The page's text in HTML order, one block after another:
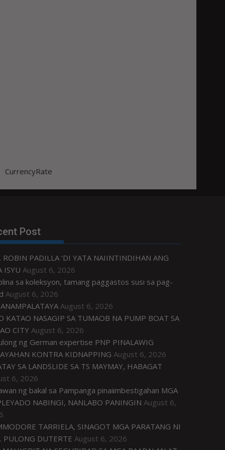
CurrencyRate
Post
ROBIN PADILLA ‘DI YATA NAIINTINDIHAN ANG
ISYU August 6, 2026
sa koleksyon, tamang paggastos susi sa pag-
August 6, 2026
August 6, 2026
KATAO NASAGIP SA TUMAOB NA PUMP BOAT SA
CITY August 6, 2026
ng German expertise PNP PINALAWIG
KONTRA KIDNAPPING August 6, 2026
SA LANDSLIDE SA TS MAYMAY, HABAGAT
6, 2026
ng bakal sa Pampanga pinaiimbestigahan MGA
NABINGI, NANLABO PANINGIN August 6,
TARRIELA, SINAGOT MGA PARATANG NI
PULONG DUTERTE August 6, 2026